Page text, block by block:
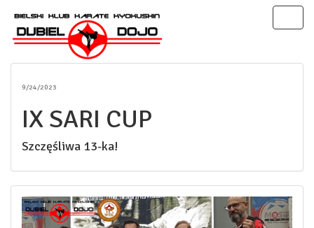
9/24/2023
IX SARI CUP
Szczęśliwa 13-ka!